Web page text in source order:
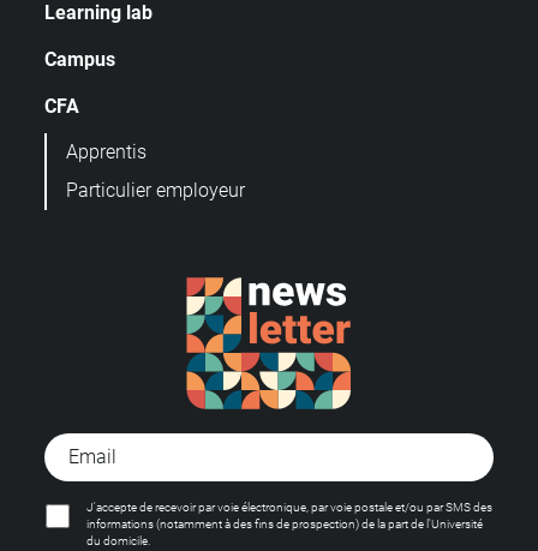
Learning lab
Campus
CFA
Apprentis
Particulier employeur
J'accepte de recevoir par voie électronique, par voie postale et/ou par SMS des
informations (notamment à des fins de prospection) de la part de l'Université
du domicile.